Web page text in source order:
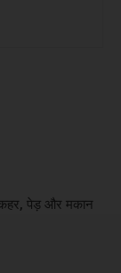
कहर, पेड़ और मकान